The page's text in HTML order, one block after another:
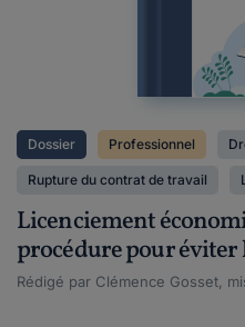
Dossier Professionnel
Rupture du contrat de travail
Licenciement
procédure pour éviter
Rédigé par Clémence Gosset,